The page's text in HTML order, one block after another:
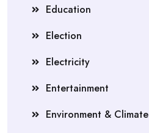
Education
Election
Electricity
Entertainment
Environment & Climate